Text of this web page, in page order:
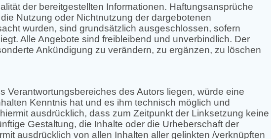
der bereitgestellten Informationen. Haftungsansprüche
Nutzung oder Nichtnutzung der dargebotenen
wurden, sind grundsätzlich ausgeschlossen, sofern
Alle Angebote sind freibleibend und unverbindlich. Der
Ankündigung zu verändern, zu ergänzen, zu löschen
Verantwortungsbereiches des Autors liegen, würde eine
Kenntnis hat und es ihm technisch möglich und
ausdrücklich, dass zum Zeitpunkt der Linksetzung keine
Gestaltung, die Inhalte oder die Urheberschaft der
ausdrücklich von allen Inhalten aller gelinkten /verknüpften